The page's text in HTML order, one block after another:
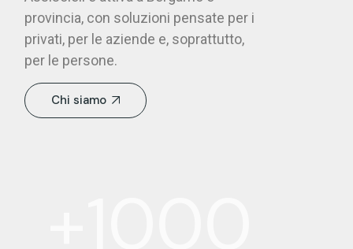
provincia, con soluzioni pensate per i
privati, per le aziende e, soprattutto,
per le persone.
Chi siamo